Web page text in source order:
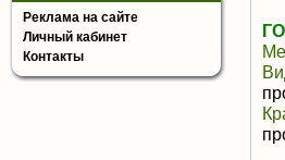
Реклама на сайте
Личный кабинет
Контакты